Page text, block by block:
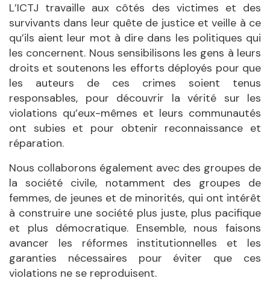
L’ICTJ travaille aux côtés des victimes et des
survivants dans leur quête de justice et veille à ce
qu’ils aient leur mot à dire dans les politiques qui
les concernent. Nous sensibilisons les gens à leurs
droits et soutenons les efforts déployés pour que
les auteurs de ces crimes soient tenus
responsables, pour découvrir la vérité sur les
violations qu’eux-mêmes et leurs communautés
ont subies et pour obtenir reconnaissance et
réparation.
Nous collaborons également avec des groupes de
la société civile, notamment des groupes de
femmes, de jeunes et de minorités, qui ont intérêt
à construire une société plus juste, plus pacifique
et plus démocratique. Ensemble, nous faisons
avancer les réformes institutionnelles et les
garanties nécessaires pour éviter que ces
violations ne se reproduisent.